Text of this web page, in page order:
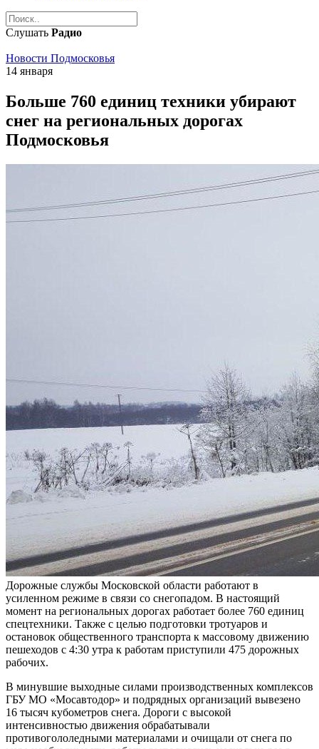
Слушать Радио
Новости Подмосковья
14 января
Больше 760 единиц техники убирают
снег на региональных дорогах
Подмосковья
Дорожные службы Московской области работают в
усиленном режиме в связи со снегопадом. В настоящий
момент на региональных дорогах работает более 760 единиц
спецтехники. Также с целью подготовки тротуаров и
остановок общественного транспорта к массовому движению
пешеходов с 4:30 утра к работам приступили 475 дорожных
рабочих.
В минувшие выходные силами производственных комплексов
ГБУ МО «Мосавтодор» и подрядных организаций вывезено
16 тысяч кубометров снега. Дороги с высокой
интенсивностью движения обрабатывали
противогололедными материалами и очищали от снега по